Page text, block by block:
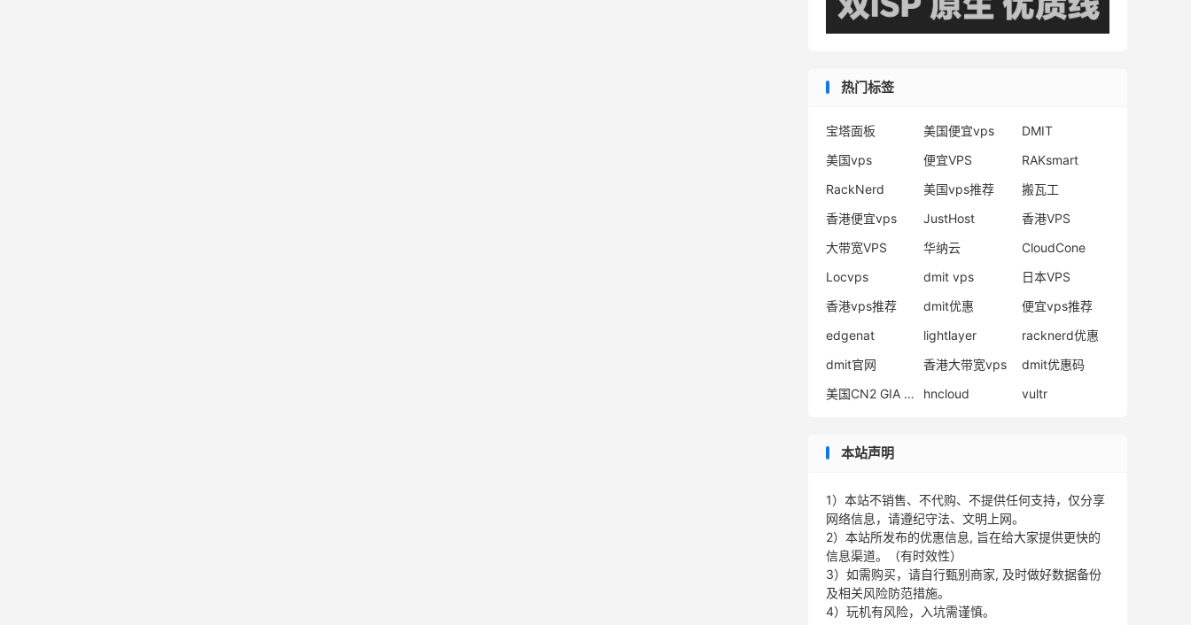
热门标签
宝塔面板 美国便宜vps
DMIT
美国vps
便宜VPS
RAKsmart
RackNerd
美国vps推荐
搬瓦工
香港便宜vps
JustHost
香港VPS
大带宽VPS
华纳云
CloudCone
Locvps
dmit vps
日本VPS
香港vps推荐
dmit优惠
便宜vps推荐
edgenat
lightlayer
racknerd优惠
dmit官网
香港大带宽vps
dmit优惠码
美国CN2 GIA VPS
hncloud vultr
本站声明
1）本站不销售、不代购、不提供任何支持，仅分享
网络信息，请遵纪守法、文明上网。
2）本站所发布的优惠信息, 旨在给大家提供更快的
信息渠道。（有时效性）
3）如需购买，请自行甄别商家, 及时做好数据备份
及相关风险防范措施。
4）玩机有风险，入坑需谨慎。